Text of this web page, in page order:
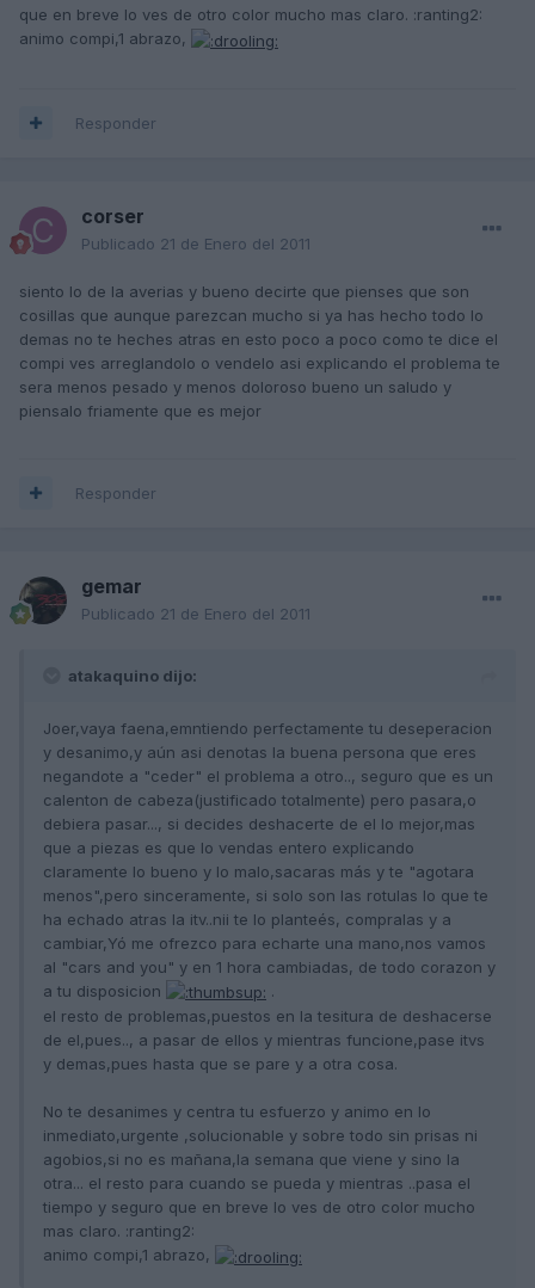
que en breve lo ves de otro color mucho mas claro. :ranting2:
animo compi,1 abrazo,
Responder
corser
Publicado 21 de Enero del 2011
siento lo de la averias y bueno decirte que pienses que son
cosillas que aunque parezcan mucho si ya has hecho todo lo
demas no te heches atras en esto poco a poco como te dice el
compi ves arreglandolo o vendelo asi explicando el problema te
sera menos pesado y menos doloroso bueno un saludo y
piensalo friamente que es mejor
Responder
gemar
Publicado 21 de Enero del 2011
atakaquino dijo:
Joer,vaya faena,emntiendo perfectamente tu deseperacion
y desanimo,y aún asi denotas la buena persona que eres
negandote a "ceder" el problema a otro.., seguro que es un
calenton de cabeza(justificado totalmente) pero pasara,o
debiera pasar..., si decides deshacerte de el lo mejor,mas
que a piezas es que lo vendas entero explicando
claramente lo bueno y lo malo,sacaras más y te "agotara
menos",pero sinceramente, si solo son las rotulas lo que te
ha echado atras la itv..nii te lo planteés, compralas y a
cambiar,Yó me ofrezco para echarte una mano,nos vamos
al "cars and you" y en 1 hora cambiadas, de todo corazon y
a tu disposicion
.
el resto de problemas,puestos en la tesitura de deshacerse
de el,pues.., a pasar de ellos y mientras funcione,pase itvs
y demas,pues hasta que se pare y a otra cosa.
No te desanimes y centra tu esfuerzo y animo en lo
inmediato,urgente ,solucionable y sobre todo sin prisas ni
agobios,si no es mañana,la semana que viene y sino la
otra... el resto para cuando se pueda y mientras ..pasa el
tiempo y seguro que en breve lo ves de otro color mucho
mas claro. :ranting2:
animo compi,1 abrazo,